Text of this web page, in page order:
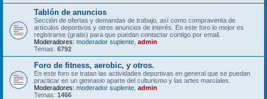
Tablón de anuncios
Sección de ofertas y demandas de trabajo, así como compraventa de
artículos deportivos y otros anuncios de interés. En este foro lo mejor es
registrarse (gratis) para que puedan contactar contigo por email.
Moderadores: moderador suplente admin
Temas: 6792
Foro de fitness, aerobic, y otros.
En este foro se tratan las actividades deportivas en general que se puedan
practicar en un gimnasio aparte del culturismo y las artes marciales.
Moderadores: moderador suplente admin
Temas: 1466